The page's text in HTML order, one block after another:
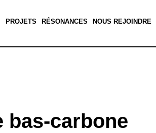
PROJETS RÉSONANCES NOUS REJOINDRE
bas-carbone